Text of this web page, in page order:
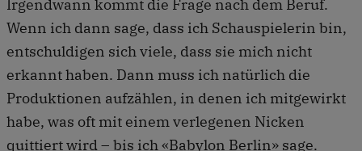
Irgendwann kommt die Frage nach dem Beruf.
Wenn ich dann sage, dass ich Schauspielerin bin,
entschuldigen sich viele, dass sie mich nicht
erkannt haben. Dann muss ich natürlich die
Produktionen aufzählen, in denen ich mitgewirkt
habe, was oft mit einem verlegenen Nicken
quittiert wird – bis ich «Babylon Berlin» sage.